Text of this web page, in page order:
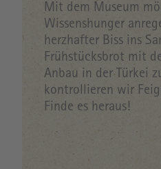
Mit dem Museum
Wissenshunger
herzhafter Biss ins
Frühstücksbrot mit
Anbau in der Türkei
kontrollieren wir
Finde es heraus!